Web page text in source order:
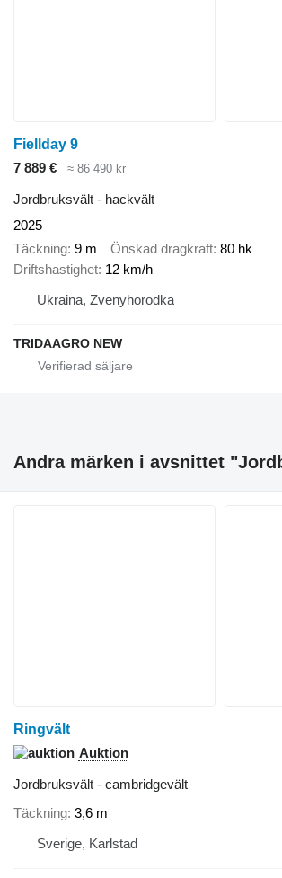
Fiellday 9
7 889 €
≈ 86 490 kr
Jordbruksvält - hackvält
2025
Täckning 9 m Önskad dragkraft 80 hk
Driftshastighet 12 km/h
Ukraina, Zvenyhorodka
TRIDAAGRO NEW
Andra märken i avsnittet
Ringvält
Auktion
Jordbruksvält - cambridgevält
Täckning 3,6 m
Sverige, Karlstad